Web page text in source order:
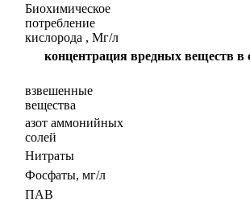
Биохимическое
потребление
кислорода , Мг/л
концентрация вредных веществ в
взвешенные
вещества
азот аммонийных
солей
Нитраты
Фосфаты, мг/л
ПАВ